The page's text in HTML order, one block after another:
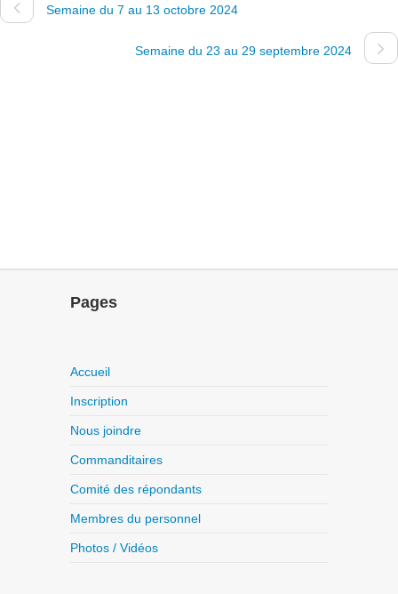
Semaine du 7 au 13 octobre 2024
Semaine du 23 au 29 septembre 2024
Pages
Accueil
Inscription
Nous joindre
Commanditaires
Comité des répondants
Membres du personnel
Photos / Vidéos